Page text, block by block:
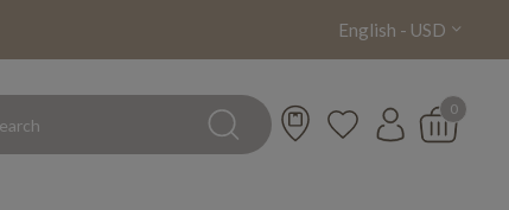
English - USD
0